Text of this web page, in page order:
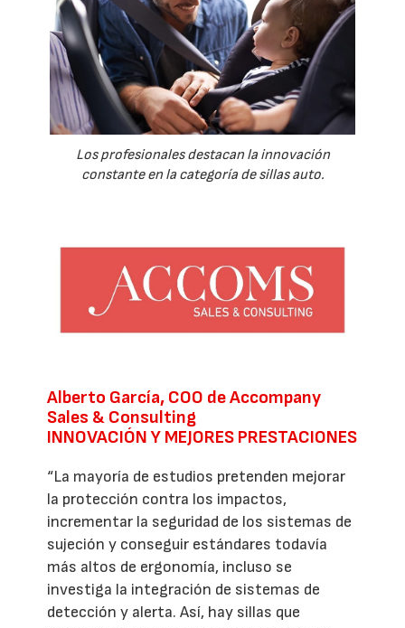
Los profesionales destacan la innovación
constante en la categoría de sillas auto.
Alberto García, COO de Accompany
Sales & Consulting
INNOVACIÓN Y MEJORES PRESTACIONES
“La mayoría de estudios pretenden mejorar
la protección contra los impactos,
incrementar la seguridad de los sistemas de
sujeción y conseguir estándares todavía
más altos de ergonomía, incluso se
investiga la integración de sistemas de
detección y alerta. Así, hay sillas que